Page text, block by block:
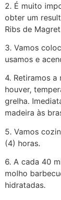
2. É muito
obter um
Ribs de
3. Vamos
usamos e
4. Retiramos
houver,
grelha.
madeira às
5. Vamos
(4) horas.
6. A cada 40
molho
hidratadas.